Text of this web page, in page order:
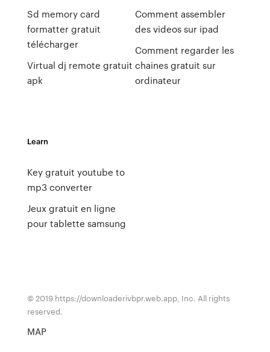
Sd memory card
formatter gratuit
télécharger
Virtual dj remote gratuit
apk
Comment assembler
des videos sur ipad
Comment regarder les
chaines gratuit sur
ordinateur
Learn
Key gratuit youtube to
mp3 converter
Jeux gratuit en ligne
pour tablette samsung
© 2019 https://downloaderivbpr.web.app, Inc. All rights
reserved.
MAP